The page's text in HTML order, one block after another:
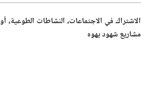
الاشتراك في الاجتماعات،‏ النشاطات الطوعية،‏ أو
مشاريع شهود يهوه